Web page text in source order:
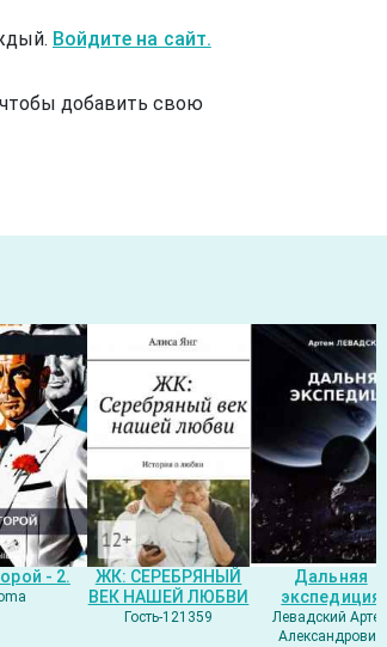
Войдите на сайт.
добавить свою
- 2.
ЖК: СЕРЕБРЯНЫЙ
ВЕК НАШЕЙ ЛЮБВИ
Гость-121359
Дальняя
экспедиция
Левадский Артем
Александрович